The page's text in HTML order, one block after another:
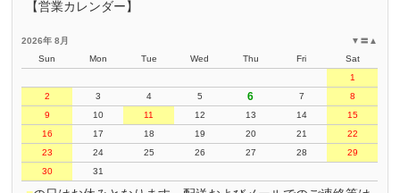
【営業カレンダー】
▲
〓
▼
2026年 8月
Sun
Mon Tue Wed Thu Fri
Sat
1
2
3 4 5 6 7
8
9
10 11 12 13 14
15
16
17 18 19 20 21
22
23
24 25 26 27 28
29
30
31